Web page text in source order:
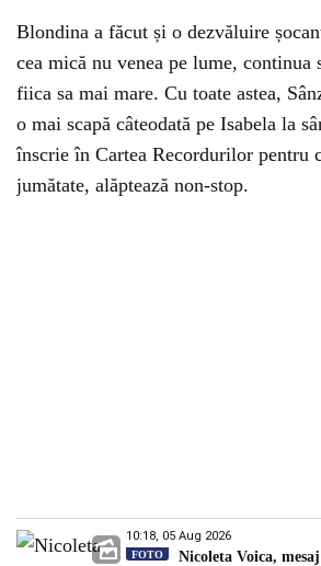
Blondina a făcut și o dezvăluire
cea mică nu venea pe lume, continua
fiica sa mai mare. Cu toate astea,
o mai scapă câteodată pe Isabela la
înscrie în Cartea Recordurilor pentru
jumătate, alăptează non-stop.
10:18, 05 Aug 2026
FOTO
Nicoleta Voica,